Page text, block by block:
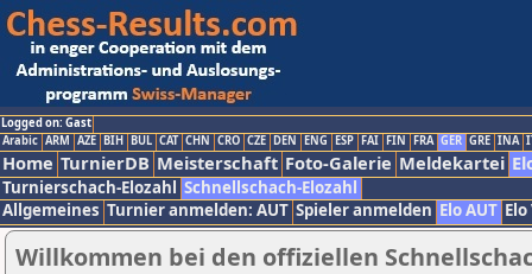
Logged on: Gast
Arabic ARM AZE BIH BUL CAT CHN CRO CZE DEN ENG ESP FAI FIN FRA GER GRE INA
Home TurnierDB Meisterschaft Foto-Galerie Meldekartei
Turnierschach-Elozahl Schnellschach-Elozahl
Allgemeines Turnier anmelden: AUT Spieler anmelden Elo AUT
Willkommen bei den offiziellen